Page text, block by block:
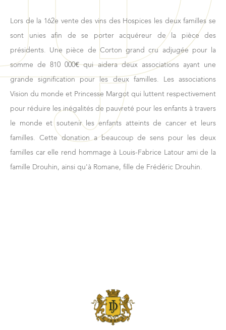
Lors de la 162e vente des vins des Hospices les deux familles se
sont unies afin de se porter acquéreur de la pièce des
présidents. Une pièce de Corton grand cru adjugée pour la
somme de 810 000€ qui aidera deux associations ayant une
grande signification pour les deux familles. Les associations
Vision du monde et Princesse Margot qui luttent respectivement
pour réduire les inégalités de pauvreté pour les enfants à travers
le monde et soutenir les enfants atteints de cancer et leurs
familles. Cette donation a beaucoup de sens pour les deux
familles car elle rend hommage à Louis-Fabrice Latour ami de la
famille Drouhin, ainsi qu'à Romane, fille de Frédéric Drouhin.